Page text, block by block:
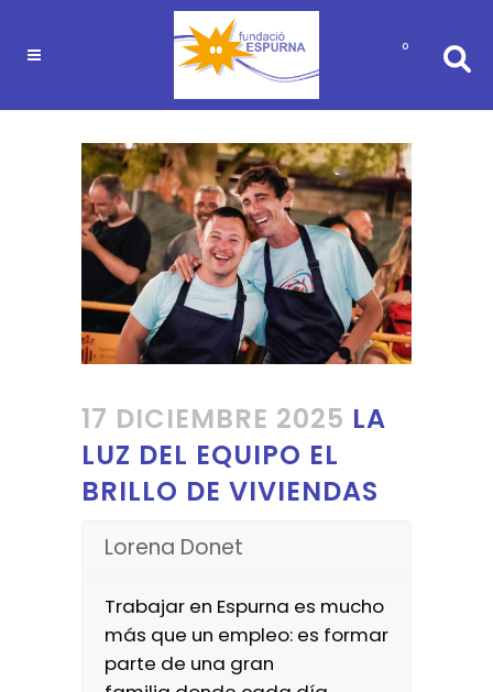
0
17 DICIEMBRE 2025 LA
LUZ DEL EQUIPO EL
BRILLO DE VIVIENDAS
Lorena Donet
Trabajar en Espurna es mucho
más que un empleo: es formar
parte de una gran